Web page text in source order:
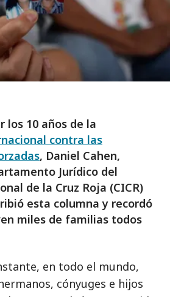
los 10 años de la
contra las
, Daniel Cahen,
Jurídico del
de la Cruz Roja (CICR)
esta columna y recordó
miles de familias todos
en todo el mundo,
cónyuges e hijos